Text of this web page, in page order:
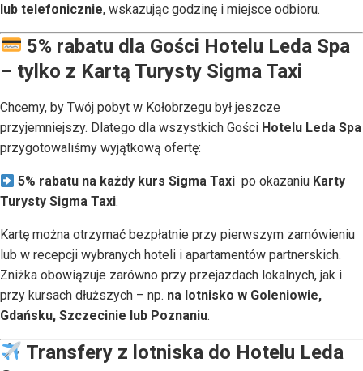
lub telefonicznie, wskazując godzinę i miejsce odbioru.
5% rabatu dla Gości Hotelu Leda Spa
– tylko z Kartą Turysty Sigma Taxi
Chcemy, by Twój pobyt w Kołobrzegu był jeszcze
przyjemniejszy. Dlatego dla wszystkich Gości Hotelu Leda Spa
przygotowaliśmy wyjątkową ofertę:
5% rabatu na każdy kurs Sigma Taxi po okazaniu Karty
Turysty Sigma Taxi.
Kartę można otrzymać bezpłatnie przy pierwszym zamówieniu
lub w recepcji wybranych hoteli i apartamentów partnerskich.
Zniżka obowiązuje zarówno przy przejazdach lokalnych, jak i
przy kursach dłuższych – np. na lotnisko w Goleniowie,
Gdańsku, Szczecinie lub Poznaniu.
Transfery z lotniska do Hotelu Leda